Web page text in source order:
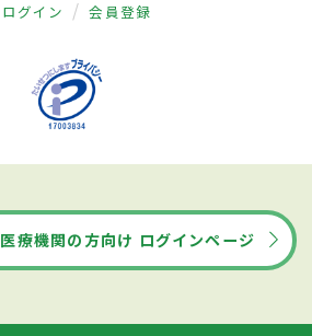
ログイン 会員登録
医療機関の方向け ログインページ